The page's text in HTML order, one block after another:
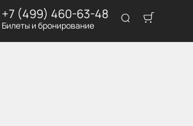
+7 (499) 460-63-48
Билеты и бронирование